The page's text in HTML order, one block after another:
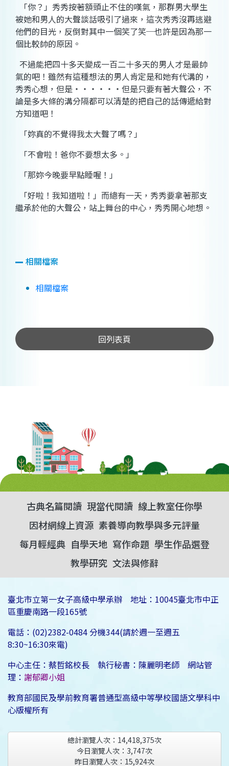
「你？」秀秀按著額頭止不住的嘆氣，那群男大學生
被她和男人的大聲談話吸引了過來，這次秀秀沒再逃避
他們的目光，反倒對其中一個笑了笑─也許是因為那一
個比較帥的原因。
不過能把四十多天變成一百二十多天的男人才是最帥
氣的吧！雖然有這種想法的男人肯定是和她有代溝的，
秀秀心想，但是 ‧‧‧‧‧‧ 但是只要有著大聲公，不
論是多大條的溝分隔都可以清楚的把自己的話傳遞給對
方知道吧！
「妳真的不覺得我太大聲了嗎？」
「不會啦！爸你不要想太多。」
「那妳今晚要早點睡喔！」
「好啦！我知道啦！」而總有一天，秀秀要拿著那支
繼承於他的大聲公，站上舞台的中心，秀秀開心地想。
相關檔案
相關檔案
回列表頁
古典名篇閱讀 現當代閱讀 線上教室任你學
因材網線上資源 素養導向教學與多元評量
每月輕經典 自學天地 寫作命題 學生作品選登
教學研究 文法與修辭
臺北市立第一女子高級中學承辦 地址：10045臺北市中正
區重慶南路一段165號
電話：(02)2382-0484 分機344(請於週一至週五
8:30~16:30來電)
中心主任：蔡哲銘校長 執行秘書：陳麗明老師 網站管
理： 謝郁卿小姐
教育部國民及學前教育署普通型高級中等學校國語文學科中
心版權所有
總計瀏覽人次： 14,418,375次
今日瀏覽人次： 3,747次
昨日瀏覽人次： 15,924次